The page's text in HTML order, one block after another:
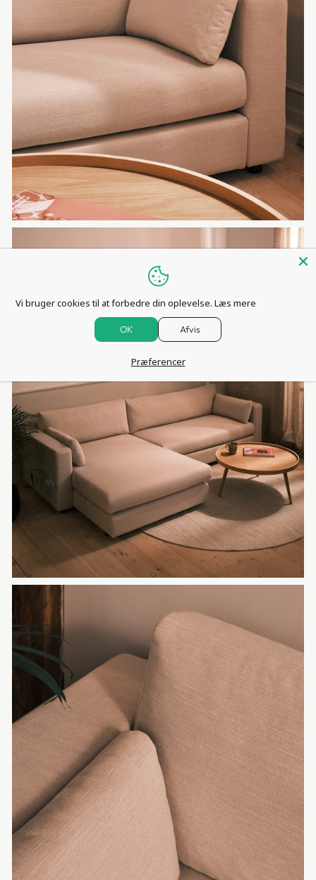
Vi bruger cookies til at forbedre din oplevelse. Læs mere
OK Afvis
Præferencer